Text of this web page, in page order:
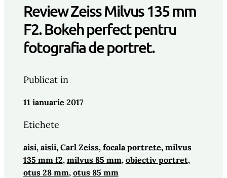
Review Zeiss Milvus 135 mm
F2. Bokeh perfect pentru
fotografia de portret.
Publicat in
11 ianuarie 2017
Etichete
aisi, aisii, Carl Zeiss, focala portrete, milvus
135 mm f2, milvus 85 mm, obiectiv portret ,
otus 28 mm, otus 85 mm